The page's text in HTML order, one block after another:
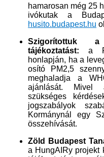
hamarosan még 25
ivókutak a
husito.budapest.hu
Szigorítottuk
tájékoztatást: a
honlapján, ha a
osító PM2,5
meghaladja a
ajánlását. Mivel
szükséges
jogszabályok
Kormánynál egy
összehívását.
Zöld Budapest
a HungAIRy projekt